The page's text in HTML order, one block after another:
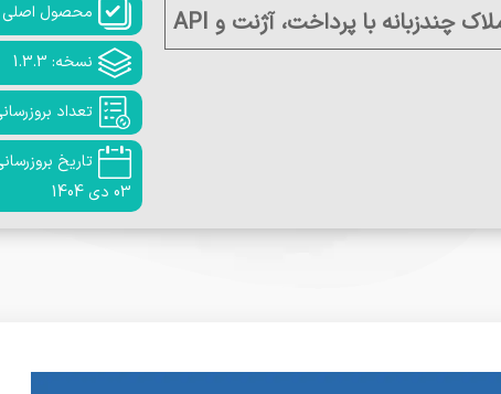
محصول اصلی
نسخه: 1.3.3
تعداد
تاریخ
03 دی 1404